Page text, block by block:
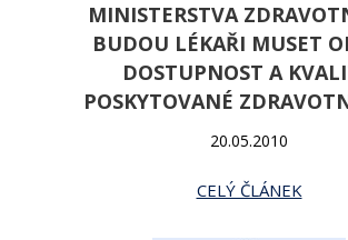
MINISTERSTVA
BUDOU LÉKAŘI MUSET
DOSTUPNOST A
POSKYTOVANÉ
20.05.2010
CELÝ ČLÁNEK